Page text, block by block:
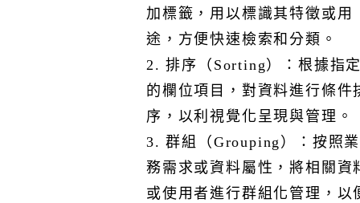
的功能特性進行基本配置。備份作業的管理將根據實際需
求進行調整，以確保服務的穩定性。雖然我們已提供基本
II. 為因應關鍵業務流程和活動中斷的情況，本公司已建立
營運持續運作程序，確保在中斷發生時能迅速恢復或持續
提供服務。同時，針對可能影響雲服務運行的重大危機或
災難，制定了災難復原計畫，並由資安團隊每年定期審核
及測試。所有演練結果均會記錄並持續追蹤，直至相關問
加標籤，用以標識其特徵或用
途，方便快速檢索和分類。
2. 排序（Sorting）：根據指
的欄位項目，對資料進行條件
序，以利視覺化呈現與管理。
3. 群組（Grouping）：按照業
務需求或資料屬性，將相關資
或使用者進行群組化管理，以